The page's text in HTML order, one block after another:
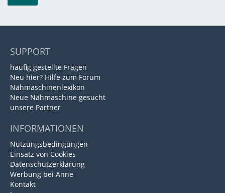
SUPPORT
häufig gestellte Fragen
Neu hier? Hilfe zum Forum
Nähmaschinenlexikon
Neue Nähmaschine gesucht
unsere Partner
INFORMATIONEN
Nutzungsbedingungen
Einsatz von Cookies
Datenschutzerklärung
Werbung bei Anne
Kontakt